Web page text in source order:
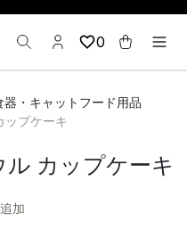
0
器・キャットフード用品
ップケーキ
カップケーキ
加